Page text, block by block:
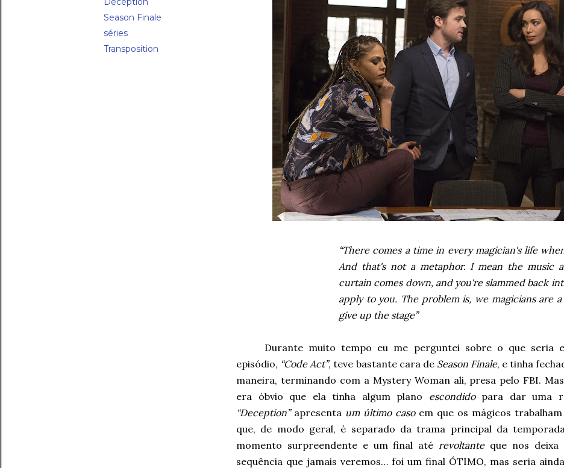
Season Finale
séries
Transposition
“There comes a time in every magician's life
And that's not a metaphor. I mean the music
curtain comes down, and you're slammed back
apply to you. The problem is, we magicians are
give up the stage”
Durante muito tempo eu me perguntei sobre o que seria
episódio, “Code Act”, teve bastante cara de Season Finale, e tinha
maneira, terminando com a Mystery Woman ali, presa pelo FBI.
era óbvio que ela tinha algum plano escondidopara dar uma
“Deception”apresenta um último casoem que os mágicos
que, de modo geral, é separado da trama principal da
momento surpreendente e um final atérevoltanteque nos deixa
sequência que jamais veremos… foi um final ÓTIMO, mas seria